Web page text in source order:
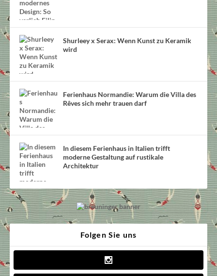
Shurleey x Serax: Wenn Kunst zu Keramik
wird
Ferienhaus Normandie: Warum die Villa des
Rêves sich mehr trauen darf
In diesem Ferienhaus in Italien trifft
moderne Gestaltung auf rustikale
Architektur
Folgen Sie uns